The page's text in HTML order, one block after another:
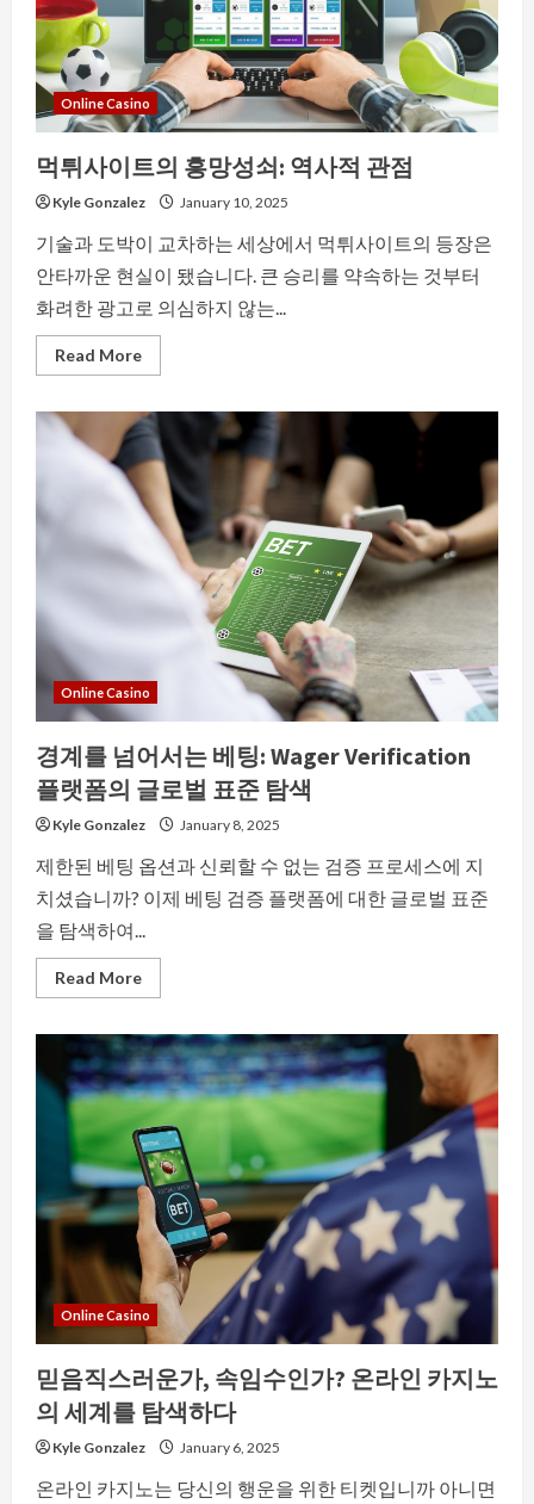
Online Casino
먹튀사이트의 흥망성쇠: 역사적 관점
Kyle Gonzalez January 10, 2025
기술과 도박이 교차하는 세상에서 먹튀사이트의 등장은
안타까운 현실이 됐습니다. 큰 승리를 약속하는 것부터
화려한 광고로 의심하지 않는...
Read MoreRead
more
튀
사
트
흥
망
성
역
적
Online Casino
경계를 넘어서는 베팅: Wager Verification
플랫폼의 글로벌 표준 탐색
Kyle Gonzalez January 8, 2025
제한된 베팅 옵션과 신뢰할 수 없는 검증 프로세스에 지
치셨습니까? 이제 베팅 검증 플랫폼에 대한 글로벌 표준
을 탐색하여...
Read MoreRead
more
계
를
넘
어
서
는
베
팅:
Wager
Verification
플
랫
폼
의
글
로
벌
표
준
색
Online Casino
믿음직스러운가, 속임수인가? 온라인 카지노
의 세계를 탐색하다
Kyle Gonzalez January 6, 2025
온라인 카지노는 당신의 행운을 위한 티켓입니까 아니면